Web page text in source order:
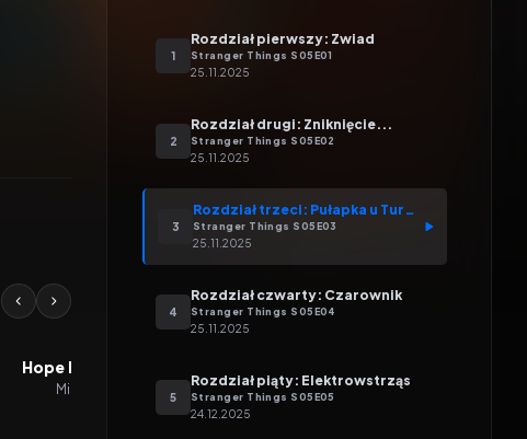
Hope Hynes Love
Miss Harris
Christopher
Doris
1
Rozdział pierwszy: Zwiad
Stranger Things S05E01
25.11.2025
2
Rozdział drugi: Zniknięcie...
Stranger Things S05E02
25.11.2025
3
Rozdział trzeci: Pułapka u Turnbowów
Stranger Things S05E03
25.11.2025
4
Rozdział czwarty: Czarownik
Stranger Things S05E04
25.11.2025
5
Rozdział piąty: Elektrowstrząs
Stranger Things S05E05
24.12.2025